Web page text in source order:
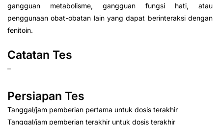
gangguan metabolisme, gangguan fungsi hati, atau
penggunaan obat-obatan lain yang dapat berinteraksi dengan
fenitoin.
Catatan Tes
–
Persiapan Tes
Tanggal/jam pemberian pertama untuk dosis terakhir
Tanggal/jam pemberian terakhir untuk dosis terakhir